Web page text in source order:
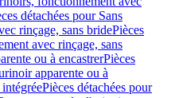
détachées pour Sans
rinçage, sans bridePièces
avec rinçage, sans
ou à encastrerPièces
apparente ou à
Pièces détachées pour